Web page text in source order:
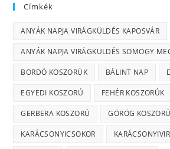
Címkék
ANYÁK NAPJA VIRÁGKÜLDÉS KAPOSVÁR
ANYÁK NAPJA VIRÁGKÜLDÉS SOMOGY
BORDÓ KOSZORÚK BÁLINT NAP
EGYEDI KOSZORÚ FEHÉR KOSZORÚK
GERBERA KOSZORÚ GÖRÖG KOSZORÚ
KARÁCSONYICSOKOR